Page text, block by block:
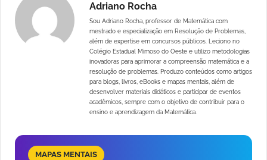
Adriano Rocha
Sou Adriano Rocha, professor de Matemática com
mestrado e especialização em Resolução de Problemas,
além de expertise em concursos públicos. Leciono no
Colégio Estadual Mimoso do Oeste e utilizo metodologias
inovadoras para aprimorar a compreensão matemática e a
resolução de problemas. Produzo conteúdos como artigos
para blogs, livros, eBooks e mapas mentais, além de
desenvolver materiais didáticos e participar de eventos
acadêmicos, sempre com o objetivo de contribuir para o
ensino e aprendizagem da Matemática.
MAPAS MENTAIS